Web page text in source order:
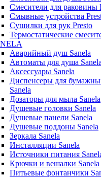
Смесители для раковины
Смывные устройства
Сушилки для рук Presto
Термостатические
Аварийный душ Sanela
Автоматы для душа Sanela
Аксессуары Sanela
Диспенсеры для
Sanela
Дозаторы для мыла Sanela
Душевые головки Sanela
Душевые панели Sanela
Душевые поддоны Sanela
Зеркала Sanela
Инсталляции Sanela
Источники питания
Крючки и вешалки Sanela
Питьевые фонтанчики